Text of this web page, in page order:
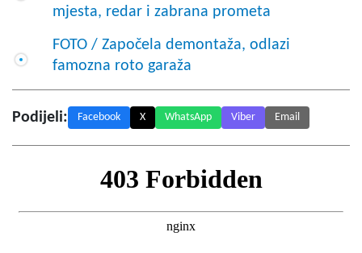
mjesta, redar i zabrana prometa
FOTO / Započela demontaža, odlazi
famozna roto garaža
Podijeli: Facebook X WhatsApp Viber Email